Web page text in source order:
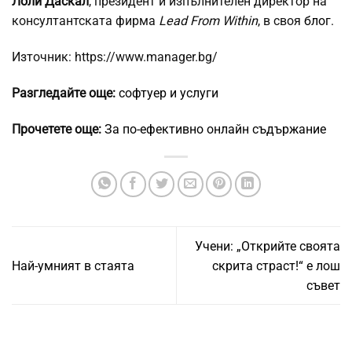
консултантската фирма Lead From Within, в своя блог.
Източник: https://www.manager.bg/
Разгледайте още: софтуер и услуги
Прочетете още: За по-ефективно онлайн съдържание
Най-умният в стаята
Учени: „Открийте своята
скрита страст!“ е лош
съвет